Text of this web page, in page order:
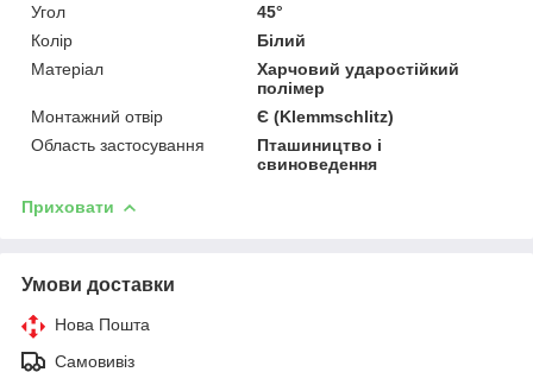
Угол
45°
Колір
Білий
Матеріал
Харчовий ударостійкий
полімер
Монтажний отвір
Є (Klemmschlitz)
Область застосування
Пташиництво і
свиноведення
Приховати
Умови доставки
Нова Пошта
Самовивіз